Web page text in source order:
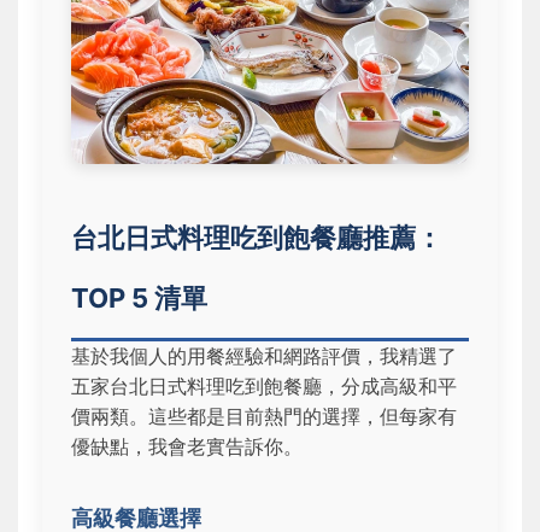
台北日式料理吃到飽餐廳推薦：
TOP 5 清單
基於我個人的用餐經驗和網路評價，我精選了
五家台北日式料理吃到飽餐廳，分成高級和平
價兩類。這些都是目前熱門的選擇，但每家有
優缺點，我會老實告訴你。
高級餐廳選擇